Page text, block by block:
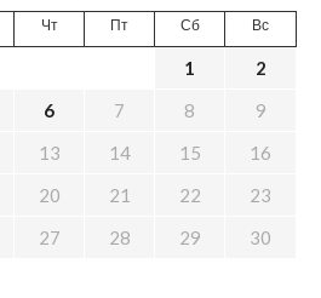
Чт Пт Сб Вс
1
2
6 7 8
9
13 14 15
16
20 21 22
23
27 28 29
30